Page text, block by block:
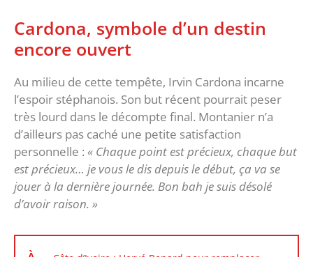
‎Cardona, symbole d’un destin
encore ouvert
‎Au milieu de cette tempête, Irvin Cardona incarne
l’espoir stéphanois. Son but récent pourrait peser
très lourd dans le décompte final. Montanier n’a
d’ailleurs pas caché une petite satisfaction
personnelle : « Chaque point est précieux, chaque but
est précieux… je vous le dis depuis le début, ça va se
jouer à la dernière journée. Bon bah je suis désolé
d’avoir raison. »